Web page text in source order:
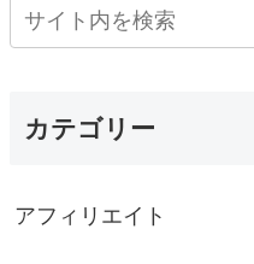
カテゴリー
アフィリエイト